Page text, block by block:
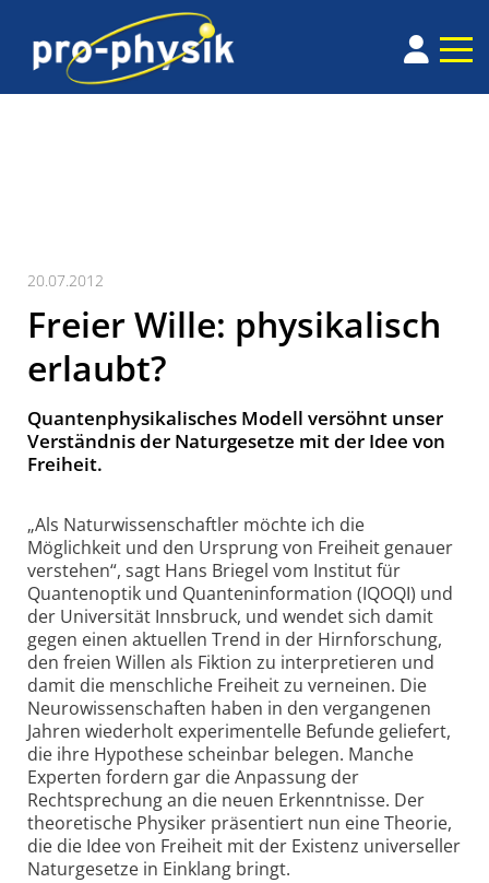
20.07.2012
Freier Wille: physikalisch
erlaubt?
Quantenphysikalisches Modell versöhnt unser
Verständnis der Naturgesetze mit der Idee von
Freiheit.
„Als Naturwissenschaftler möchte ich die
Möglichkeit und den Ursprung von Freiheit genauer
verstehen“, sagt Hans Briegel vom Institut für
Quantenoptik und Quanteninformation (IQOQI) und
der Universität Innsbruck, und wendet sich damit
gegen einen aktuellen Trend in der Hirnforschung,
den freien Willen als Fiktion zu interpretieren und
damit die menschliche Freiheit zu verneinen. Die
Neurowissenschaften haben in den vergangenen
Jahren wiederholt experimentelle Befunde geliefert,
die ihre Hypothese scheinbar belegen. Manche
Experten fordern gar die Anpassung der
Rechtsprechung an die neuen Erkenntnisse. Der
theoretische Physiker präsentiert nun eine Theorie,
die die Idee von Freiheit mit der Existenz universeller
Naturgesetze in Einklang bringt.